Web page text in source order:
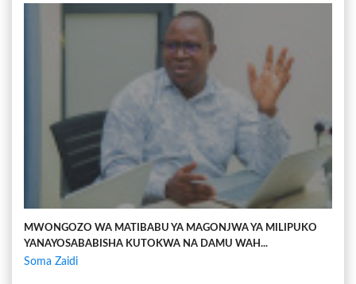
MWONGOZO WA MATIBABU YA MAGONJWA YA MILIPUKO
YANAYOSABABISHA KUTOKWA NA DAMU WAH...
Soma Zaidi